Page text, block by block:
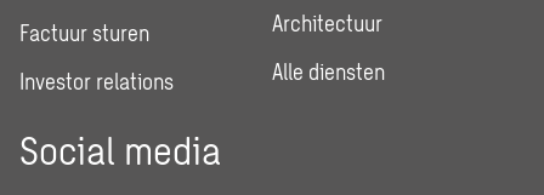
Factuur sturen
Investor relations
Architectuur
Alle diensten
Social media